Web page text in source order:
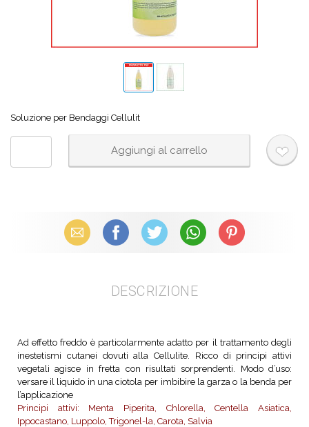
Soluzione per Bendaggi Cellulit
Email Facebook X (Twitter) WhatsAppPinterest
DESCRIZIONE
Ad effetto freddo è particolarmente adatto per il trattamento degli
inestetismi cutanei dovuti alla Cellulite. Ricco di principi attivi
vegetali agisce in fretta con risultati sorprendenti. Modo d’uso:
versare il liquido in una ciotola per imbibire la garza o la benda per
l’applicazione
Principi attivi: Menta Piperita, Chlorella, Centella Asiatica,
Ippocastano, Luppolo, Trigonel-la, Carota, Salvia